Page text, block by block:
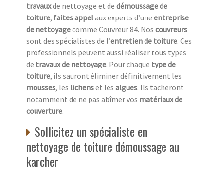
travauxde nettoyage et de démoussage de
toiture, faites appelaux experts d’une entreprise
de nettoyagecomme Couvreur 84. Nos couvreurs
sont des spécialistes de l’entretien de toiture. Ces
professionnels peuvent aussi réaliser tous types
de travaux de nettoyage. Pour chaque type de
toiture, ils sauront éliminer définitivement les
mousses, les lichenset les algues. Ils tacheront
notamment de ne pas abîmer vos matériaux de
couverture.
Sollicitez un spécialiste en
nettoyage de toiture démoussage au
karcher